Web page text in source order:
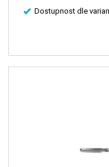
Dostupnost dle